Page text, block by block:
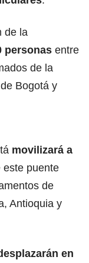
de la
personas entre
de la
Bogotá y
movilizará a
este puente
de
Antioquia y
en